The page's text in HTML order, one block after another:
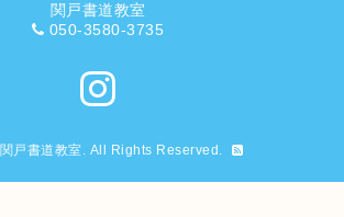
関戸書道教室
050-3580-3735
関戸書道教室. All Rights Reserved.